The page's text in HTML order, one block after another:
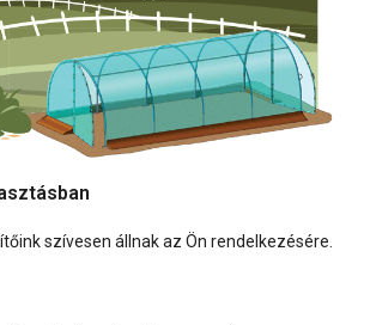
szívesen állnak az Ön rendelkezésére.